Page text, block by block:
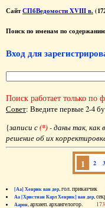
СайтСПбВедомости XVIII в.
Поиск по именам по
Вход для
Поиск работает только по
Совет: Введите первые 2-4
{записи с(*)- даны так, как
решение об их
1 2 3
[Аа] Хенрик ван дер, гол.
Аа [Христиан Карл Хенрик] ван дер,
Аарон, архиеп. архангелогор.